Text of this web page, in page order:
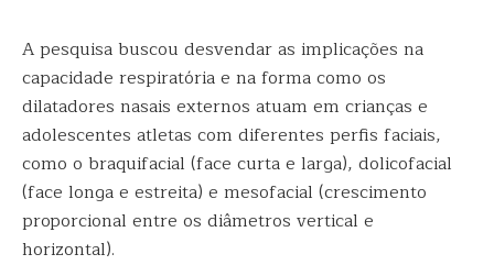
A pesquisa buscou desvendar as implicações na
capacidade respiratória e na forma como os
dilatadores nasais externos atuam em crianças e
adolescentes atletas com diferentes perfis faciais,
como o braquifacial (face curta e larga), dolicofacial
(face longa e estreita) e mesofacial (crescimento
proporcional entre os diâmetros vertical e
horizontal).